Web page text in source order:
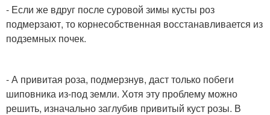
- Если же вдруг после суровой зимы кусты роз
подмерзают, то корнесобственная восстанавливается из
подземных почек.
- А привитая роза, подмерзнув, даст только побеги
шиповника из-под земли. Хотя эту проблему можно
решить, изначально заглубив привитый куст розы. В